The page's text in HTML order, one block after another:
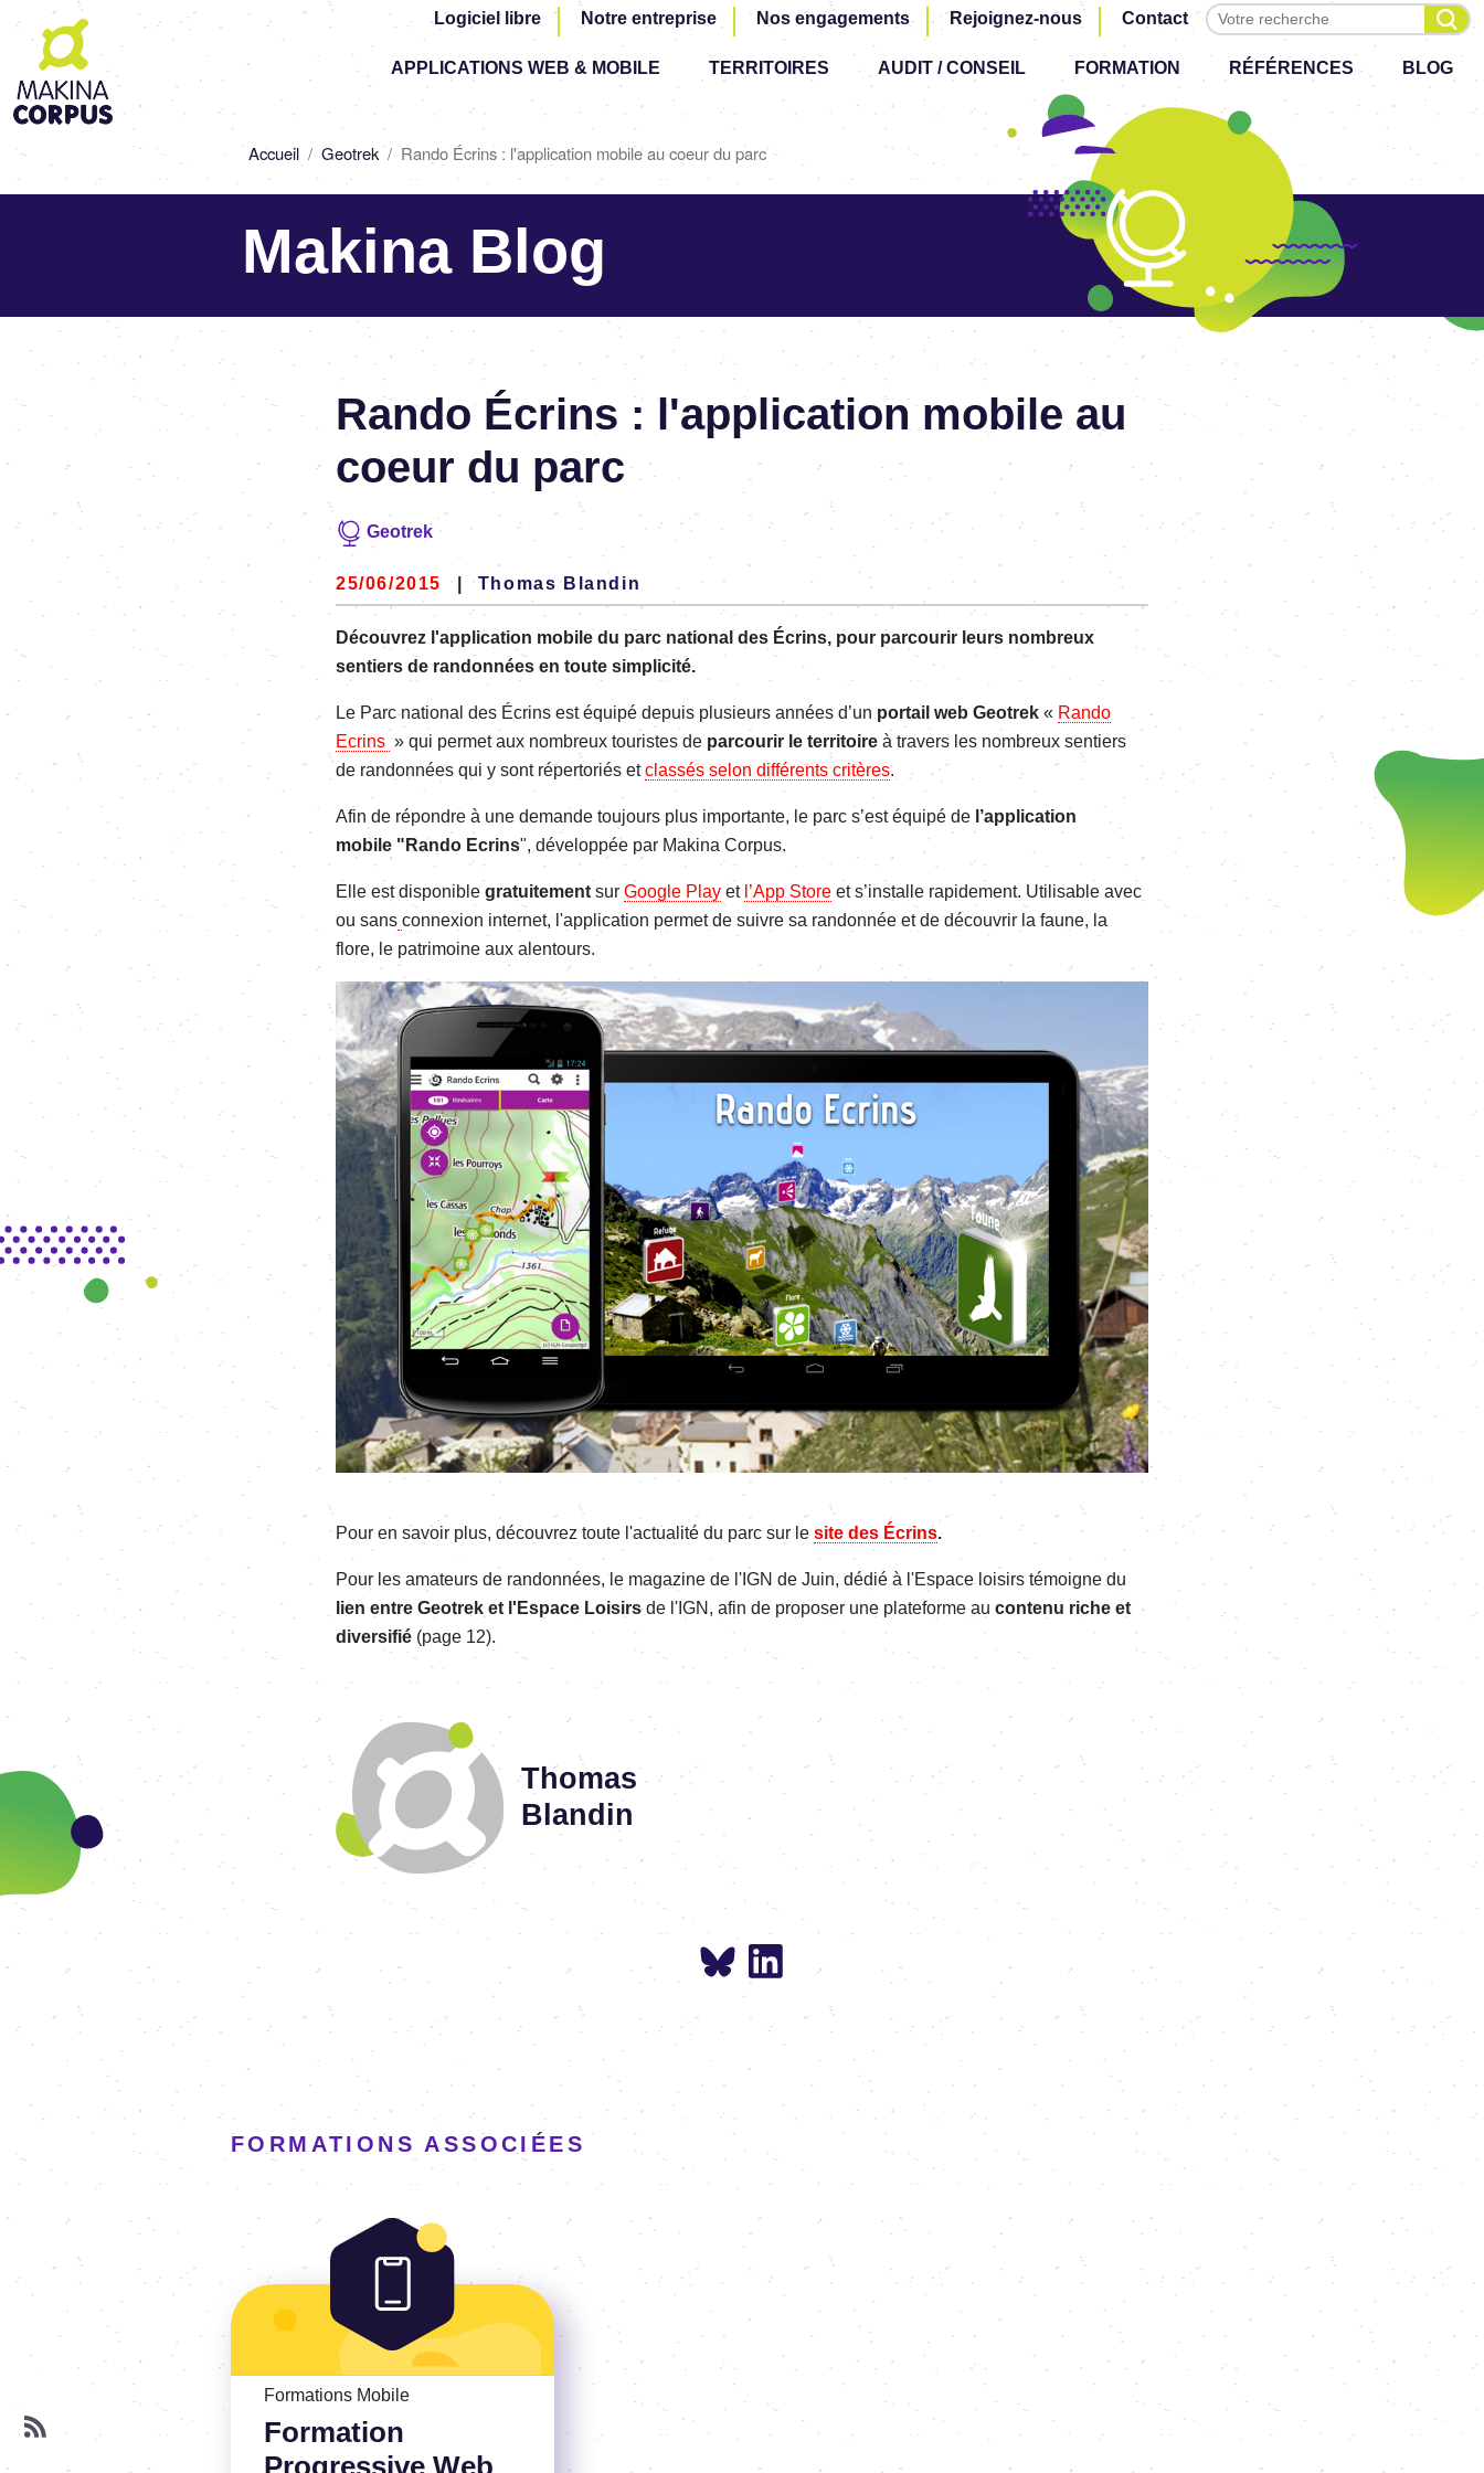
Aller
contenu
principal
Logiciel libre Notre entreprise Nos engagements Rejoignez-nous Contact Effectuer une recherche
Top
Main
navigation
APPLICATIONS WEB & MOBILE TERRITOIRES AUDIT / CONSEIL FORMATION RÉFÉRENCES BLOG
d'Ariane
Accueil Geotrek Rando Écrins : l'application mobile au coeur du parc
Makina Blog
Rando Écrins : l'application mobile au
coeur du parc
Geotrek
25/06/2015 Thomas Blandin
Découvrez l'application mobile du parc national des Écrins, pour parcourir leurs nombreux
sentiers de randonnées en toute simplicité.
Le Parc national des Écrins est équipé depuis plusieurs années d’un portail web Geotrek « Rando
Ecrins » qui permet aux nombreux touristes de parcourir le territoire à travers les nombreux sentiers
de randonnées qui y sont répertoriés etclassés selon différents critères.
Afin de répondre à une demande toujours plus importante, le parc s’est équipé de l’application
mobile "Rando Ecrins", développée par Makina Corpus.
Elle est disponible gratuitement sur Google Play et l’App Store et s’installe rapidement. Utilisable avec
ou sans connexion internet, l'application permet de suivre sa randonnée et de découvrir la faune, la
flore, le patrimoine aux alentours.
Pour en savoir plus, découvrez toute l'actualité du parc sur le site des Écrins.
Pour les amateurs de randonnées, le magazine de l'IGN de Juin, dédié à l'Espace loisirs témoigne du
lien entre Geotrek et l'Espace Loisirsde l'IGN, afin de proposer une plateforme au contenu riche et
diversifié (page 12).
Thomas
Blandin
FORMATIONS ASSOCIÉES
Formations Mobile
Formation
Progressive Web
Voir la Formation Progressive Web App - PWA